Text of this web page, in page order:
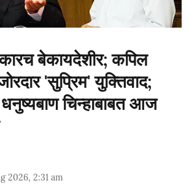
बेकायदेशीर; कपिल
'सुप्रिम' युक्तिवाद;
चिन्हाबाबत आज
2026, 2:31 am